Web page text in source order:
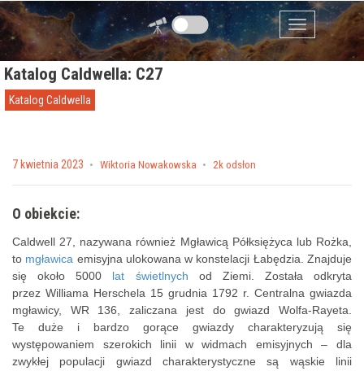
Przejdź do zawartości
Menu
Katalog Caldwella: C27
Katalog Caldwella
Posted on
7 kwietnia 2023 by Wiktoria Nowakowska 2k odsłon
O obiekcie:
Caldwell 27, nazywana również Mgławicą Półksiężyca lub Rożka,
to mgławica emisyjna ulokowana w konstelacji Łabędzia. Znajduje
się około 5000 lat świetlnych od Ziemi. Została odkryta
przez Williama Herschela 15 grudnia 1792 r. Centralna gwiazda
mgławicy, WR 136, zaliczana jest do gwiazd Wolfa-Rayeta.
Te duże i bardzo gorące gwiazdy charakteryzują się
występowaniem szerokich linii w widmach emisyjnych – dla
zwykłej populacji gwiazd charakterystyczne są wąskie linii